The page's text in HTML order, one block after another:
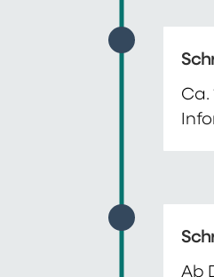
Ca.
Ab